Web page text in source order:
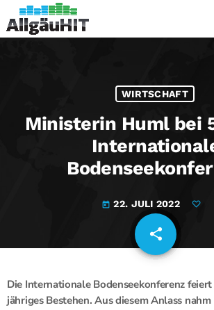
WIRTSCHAFT
Ministerin Huml bei
today 22. JULI 2022
share
email
Die Internationale Bodenseekonferenz
jähriges Bestehen. Aus diesem Anlass nahm